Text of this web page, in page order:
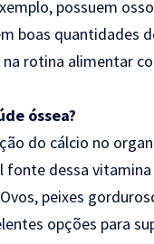
possuem
boas quantidades
rotina alimentar
óssea?
do cálcio no
dessa
peixes
opções para